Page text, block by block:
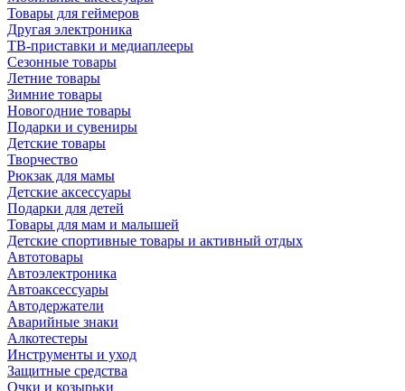
Товары для геймеров
Другая электроника
ТВ-приставки и медиаплееры
Сезонные товары
Летние товары
Зимние товары
Новогодние товары
Подарки и сувениры
Детские товары
Творчество
Рюкзак для мамы
Детские аксессуары
Подарки для детей
Товары для мам и малышей
Детские спортивные товары и активный отдых
Автотовары
Автоэлектроника
Автоаксессуары
Автодержатели
Аварийные знаки
Алкотестеры
Инструменты и уход
Защитные средства
Очки и козырьки